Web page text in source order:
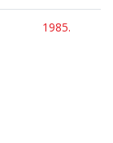
1985.